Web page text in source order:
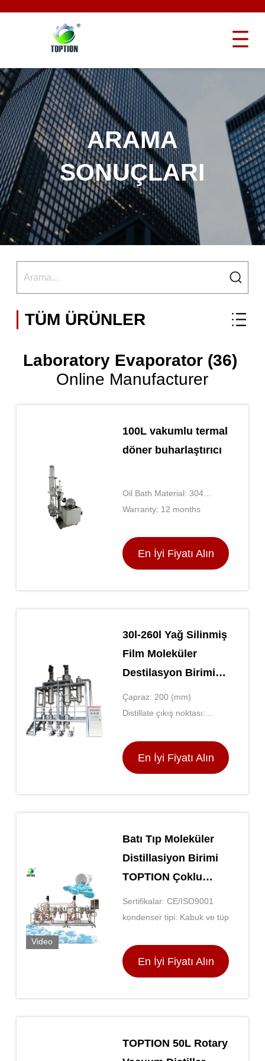
ARAMA
SONUÇLARI
TÜM ÜRÜNLER
Laboratory Evaporator (36)
Online Manufacturer
100L vakumlu termal
döner buharlaştırıcı
Oil Bath Material: 304
stainless steelWarranty: 12 months
En İyi Fiyatı Alın
30l-260l Yağ Silinmiş
Film Moleküler
Destilasyon Birimi
Yüksek Saflık
Çapraz: 200 (mm)
Distillate çıkış noktası:
En İyi Fiyatı Alın
Video
Batı Tıp Moleküler
Distillasiyon Birimi
TOPTION Çoklu
AşamalarSertifikalar: CE/ISO9001
kondenser tipi: Kabuk ve tüp
En İyi Fiyatı Alın
TOPTION 50L Rotary